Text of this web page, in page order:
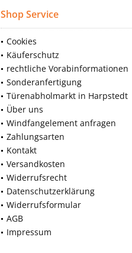
Shop Service
Cookies
Käuferschutz
rechtliche Vorabinformationen
Sonderanfertigung
Türenabholmarkt in Harpstedt
Über uns
Windfangelement anfragen
Zahlungsarten
Kontakt
Versandkosten
Widerrufsrecht
Datenschutzerklärung
Widerrufsformular
AGB
Impressum